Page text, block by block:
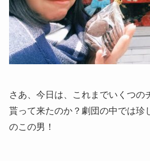
さあ、今日は、これまでいくつの
貰って来たのか？劇団の中では珍
のこの男！